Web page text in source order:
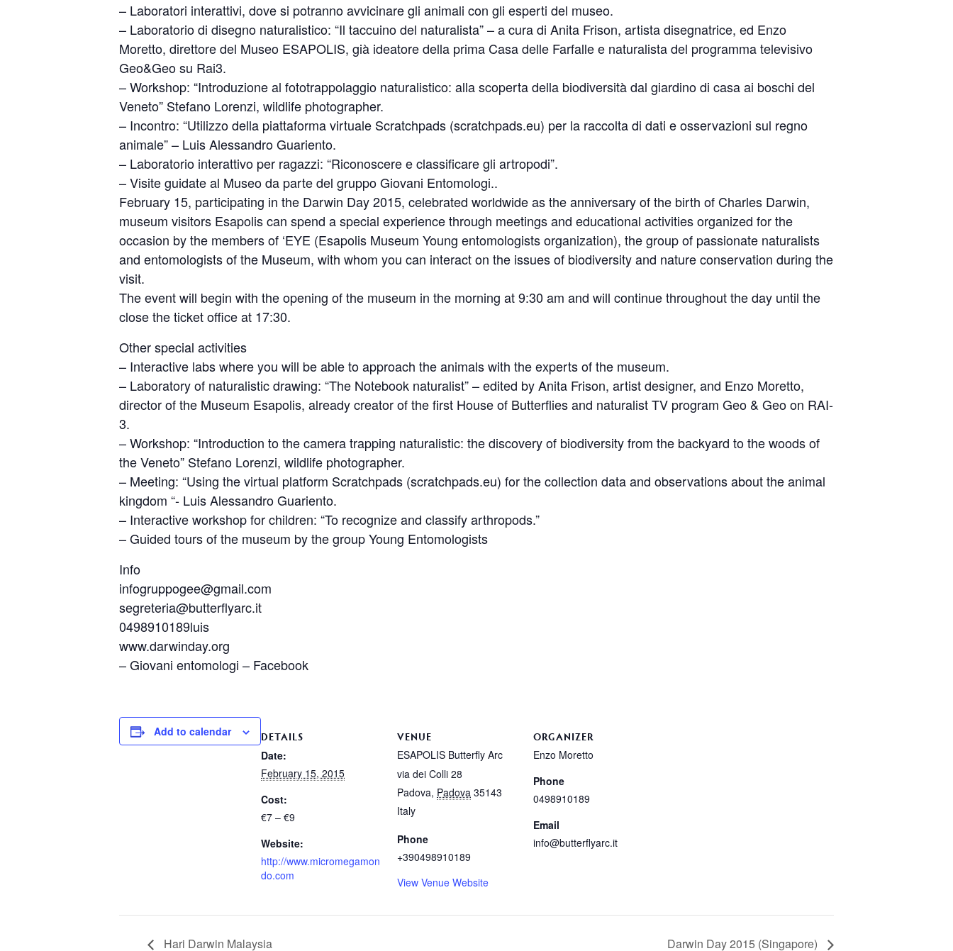
– Laboratori interattivi, dove si potranno avvicinare gli animali con gli esperti del museo.
– Laboratorio di disegno naturalistico: “Il taccuino del naturalista” – a cura di Anita Frison, artista disegnatrice, ed Enzo
Moretto, direttore del Museo ESAPOLIS, già ideatore della prima Casa delle Farfalle e naturalista del programma televisivo
Geo&Geo su Rai3.
– Workshop: “Introduzione al fototrappolaggio naturalistico: alla scoperta della biodiversità dal giardino di casa ai boschi del
Veneto” Stefano Lorenzi, wildlife photographer.
– Incontro: “Utilizzo della piattaforma virtuale Scratchpads (scratchpads.eu) per la raccolta di dati e osservazioni sul regno
animale” – Luis Alessandro Guariento.
– Laboratorio interattivo per ragazzi: “Riconoscere e classificare gli artropodi”.
– Visite guidate al Museo da parte del gruppo Giovani Entomologi..
February 15, participating in the Darwin Day 2015, celebrated worldwide as the anniversary of the birth of Charles Darwin,
museum visitors Esapolis can spend a special experience through meetings and educational activities organized for the
occasion by the members of ‘EYE (Esapolis Museum Young entomologists organization), the group of passionate naturalists
and entomologists of the Museum, with whom you can interact on the issues of biodiversity and nature conservation during the
visit.
The event will begin with the opening of the museum in the morning at 9:30 am and will continue throughout the day until the
close the ticket office at 17:30.
Other special activities
– Interactive labs where you will be able to approach the animals with the experts of the museum.
– Laboratory of naturalistic drawing: “The Notebook naturalist” – edited by Anita Frison, artist designer, and Enzo Moretto,
director of the Museum Esapolis, already creator of the first House of Butterflies and naturalist TV program Geo & Geo on RAI-
3.
– Workshop: “Introduction to the camera trapping naturalistic: the discovery of biodiversity from the backyard to the woods of
the Veneto” Stefano Lorenzi, wildlife photographer.
– Meeting: “Using the virtual platform Scratchpads (scratchpads.eu) for the collection data and observations about the animal
kingdom “- Luis Alessandro Guariento.
– Interactive workshop for children: “To recognize and classify arthropods.”
– Guided tours of the museum by the group Young Entomologists
Info
infogruppogee@gmail.com
segreteria@butterflyarc.it
0498910189luis
www.darwinday.org
– Giovani entomologi – Facebook
Add to calendar DETAILS
Date:
February 15, 2015
Cost:
€7 – €9
Website:
http://www.micromegamon
do.com
VENUE
ESAPOLIS Butterfly Arc
via dei Colli 28
Padova, Padova 35143
Italy
Phone
+390498910189
View Venue Website
ORGANIZER
Enzo Moretto
Phone
0498910189
Email
info@butterflyarc.it
Hari Darwin Malaysia Darwin Day 2015 (Singapore)